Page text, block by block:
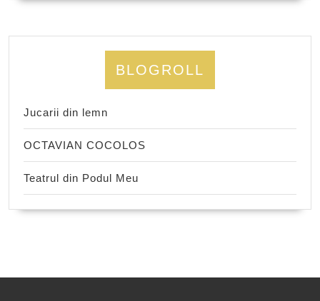
BLOGROLL
Jucarii din lemn
OCTAVIAN COCOLOS
Teatrul din Podul Meu